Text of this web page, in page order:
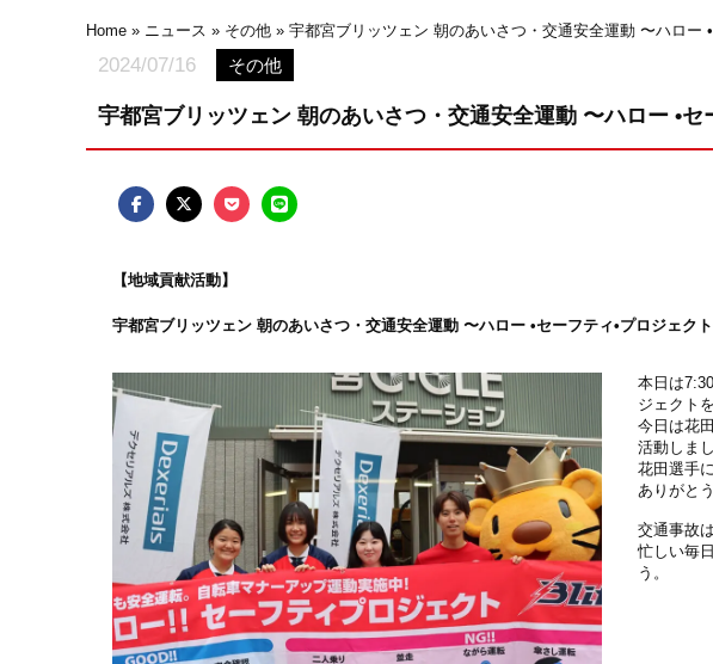
Home » ニュース » その他 » 宇都宮ブリッツェン 朝のあいさつ・交通安全運動 〜ハロー
2024/07/16 その他
宇都宮ブリッツェン 朝のあいさつ・交通安全運動 〜ハロー •
【地域貢献活動】
宇都宮ブリッツェン 朝のあいさつ・交通安全運動 〜ハロー •セーフティ•プロジェク
本日は
ジェクト
今日は花
活動しま
花田選手
ありがと
交通事故
忙しい毎
う。